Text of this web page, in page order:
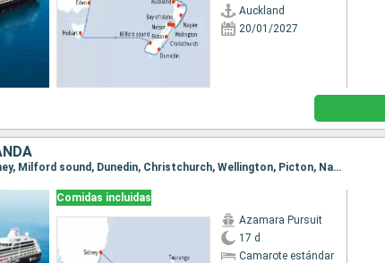
Auckland
20/01/2027
Itinerario : Melbourne, Eden, Sidney, Milford sound, Dunedin, Christchurch, Wellington, Picton, Napier, Gisborne, Tauranga, Bay of Island, Auckland
Comidas incluidas
Azamara Pursuit
17 d
Camarote estándar